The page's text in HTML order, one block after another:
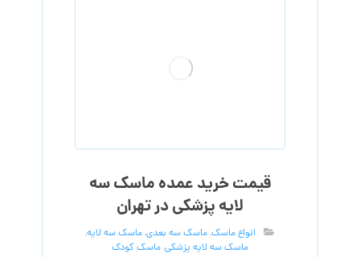
قیمت خرید عمده ماسک سه
لایه پزشکی در تهران
انواع ماسک,ماسک سه بعدی,ماسک سه لایه,
ماسک سه لایه پزشکی,ماسک کودک